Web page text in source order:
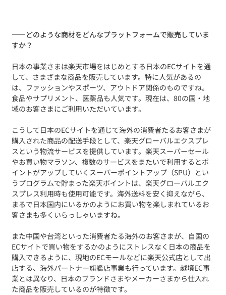
——どのような商材をどんなプラットフォームで販売していま
すか？
日本の事業さまは楽天市場をはじめとする日本のECサイトを通
して、さまざまな商品を販売しています。特に人気があるの
は、ファッションやスポーツ、アウトドア関係のものですね。
食品やサプリメント、医薬品も人気です。現在は、80の国・地
域のお客さまにご利用いただいています。
こうして日本のECサイトを通じて海外の消費者たるお客さまが
購入された商品の配送手段として、楽天グローバルエクスプレ
スという物流サービスを提供しています。楽天スーパーセール
やお買い物マラソン、複数のサービスをまたいで利用するとポ
イントがアップしていくスーパーポイントアップ（SPU）とい
うプログラムで貯まった楽天ポイントは、楽天グローバルエク
スプレス利用時も使用可能です。海外送料を安く抑えながら、
まるで日本国内にいるかのようにお買い物を楽しまれているお
客さまも多くいらっしゃいますね。
また中国や台湾といった消費者たる海外のお客さまが、自国の
ECサイトで買い物をするかのようにストレスなく日本の商品を
購入できるように、現地のECモールなどに楽天公式店として出
店する、海外パートナー旗艦店事業も行っています。越境EC事
業とは異なり、日本のブランドさまやメーカーさまから仕入れ
た商品を販売しているのが特徴です。